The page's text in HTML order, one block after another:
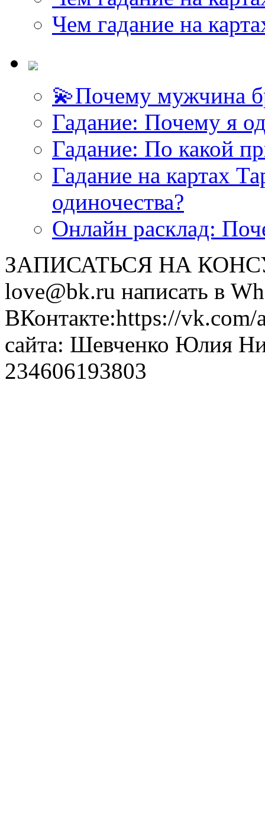
Чем гадание на
💫Почему мужчина
Гадание: Почему я
Гадание: По какой
Гадание на картах
одиночества?
Онлайн расклад:
ЗАПИСАТЬСЯ НА
love@bk.ru написать в
ВКонтакте:https://
сайта: Шевченко Юлия
234606193803